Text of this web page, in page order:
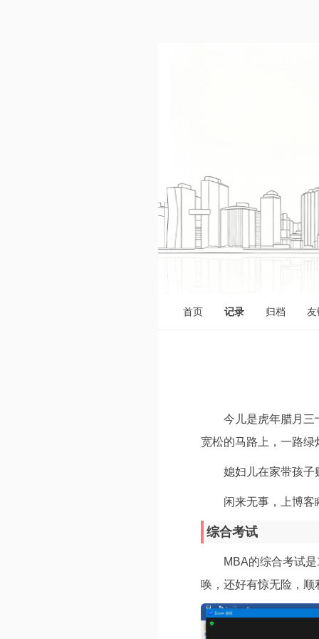
首页 记录 归档 友
今儿是虎年腊月三
宽松的马路上，一路绿
媳妇儿在家带孩子
闲来无事，上博
综合考试
MBA的综合考试
唤，还好有惊无险，